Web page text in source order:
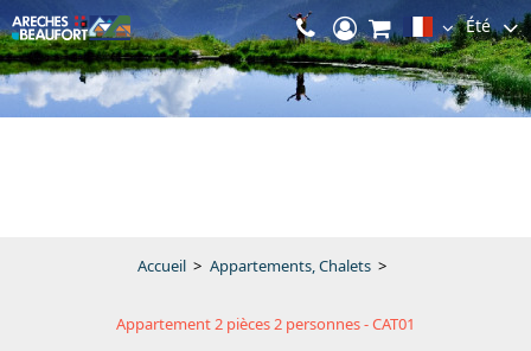
Été
Accueil > Appartements, Chalets >
Appartement 2 pièces 2 personnes - CAT01